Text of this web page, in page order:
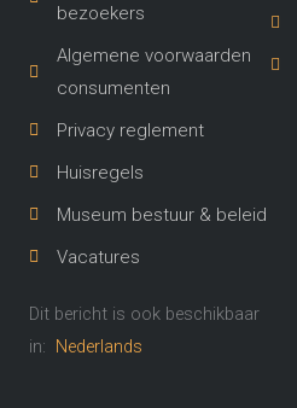
bezoekers
Algemene voorwaarden
consumenten
Privacy reglement
Huisregels
Museum bestuur & beleid
Vacatures
Dit bericht is ook beschikbaar
in: Nederlands